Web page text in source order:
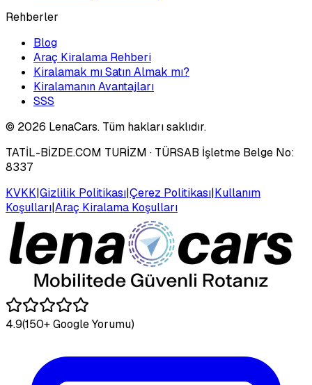
Rehberler
Blog
Araç Kiralama Rehberi
Kiralamak mı Satın Almak mı?
Kiralamanın Avantajları
SSS
© 2026 LenaCars. Tüm hakları saklıdır.
TATİL-BİZDE.COM TURİZM · TÜRSAB İşletme Belge No:
8337
KVKK|Gizlilik Politikası|Çerez Politikası|Kullanım
Koşulları|Araç Kiralama Koşulları
4.9(150+ Google Yorumu)